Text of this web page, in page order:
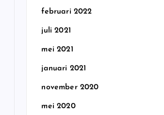
februari 2022
juli 2021
mei 2021
januari 2021
november 2020
mei 2020